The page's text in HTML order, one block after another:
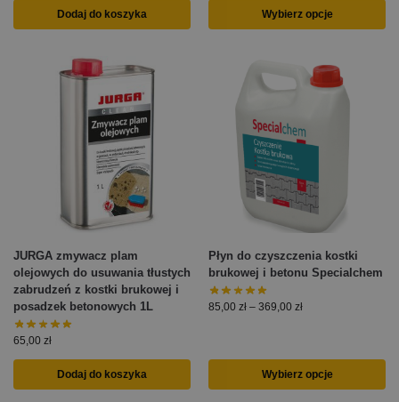
Dodaj do koszyka Wybierz opcje
JURGA zmywacz plam
olejowych do usuwania tłustych
zabrudzeń z kostki brukowej i
posadzek betonowych 1L
65,00 zł
Dodaj do koszyka
Płyn do czyszczenia kostki
brukowej i betonu Specialchem
85,00 zł – 369,00 zł
Wybierz opcje